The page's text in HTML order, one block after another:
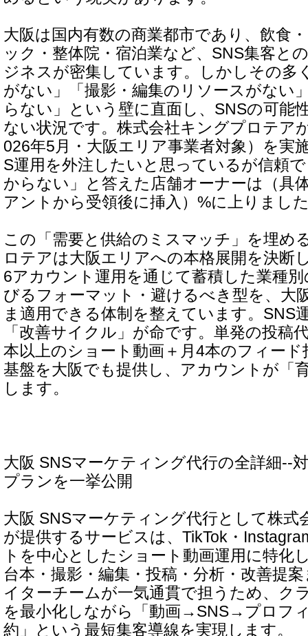
大阪は国内有数の商業都市であり、飲食
ック・整体院・宿泊業など、SNS集客と
ジネスが密集しています。しかしその多
がない」「撮影・編集のリソースがない
らない」という壁に直面し、SNSの可能
ない状況です。株式会社キングプロテア
026年5月・大阪エリア事業者対象）を実
S運用を外注したいと思っているが信頼
からない」と答えた店舗オーナーは（具
アントから受領後に挿入）%に上りまし
この「需要と供給のミスマッチ」を埋め
ロテアは大阪エリアへの本格展開を決断
6アカウント運用を通じて蓄積した業種
びるフォーマット・避けるべき型を、大
ま適用できる体制を整えています。SNS
「改善サイクル」が命です。単発の投稿
本以上のショート動画＋月4本のフィー
基盤を大阪でも提供し、アカウントが「
します。
大阪 SNSマーケティング代行の全詳細--
プランを一挙公開
大阪 SNSマーケティング代行として株式
が提供するサービスは、TikTok・
トを中心としたショート動画運用に特化
台本・撮影・編集・投稿・分析・改善提
イターチームが一気通貫で担うため、ク
を最小化しながら「動画→SNS→プロフ
約」という最短集客導線を実現します。